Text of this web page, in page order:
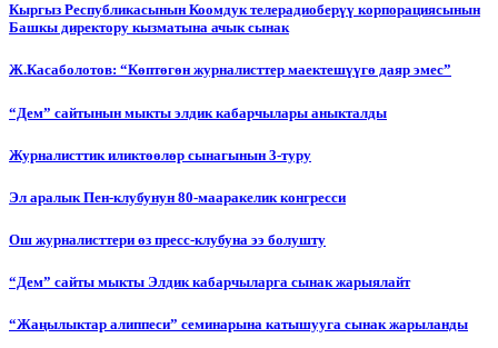
Кыргыз Республикасынын Коомдук телерадиоберүү корпорациясынын
Башкы директору кызматына ачык сынак
Ж.Касаболотов: “Көптөгөн журналисттер маектешүүгө даяр эмес”
“Дем” сайтынын мыкты элдик кабарчылары аныкталды
Журналисттик иликтөөлөр сынагынын 3-туру
Эл аралык Пен-клубунун 80-мааракелик конгресси
Ош журналисттери өз пресс-клубуна ээ болушту
“Дем” сайты мыкты Элдик кабарчыларга сынак жарыялайт
“Жаңылыктар алиппеси” семинарына катышууга сынак жарыланды